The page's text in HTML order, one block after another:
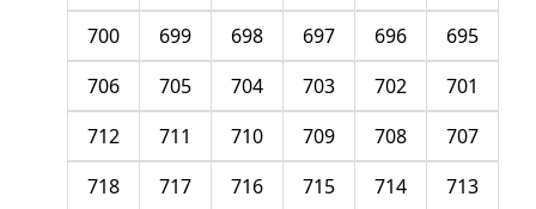
695
696
697
698
699
700
701
702
703
704
705
706
707
708
709
710
711
712
713
714
715
716
717
718